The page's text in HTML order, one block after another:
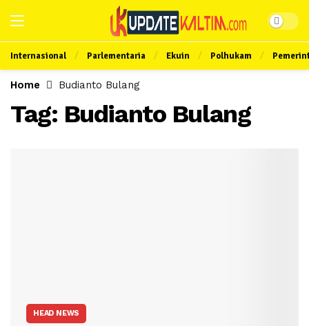
Internasional Parlementaria Ekuin Polhukam
Home Budianto Bulang
Tag: Budianto Bulang
HEAD NEWS